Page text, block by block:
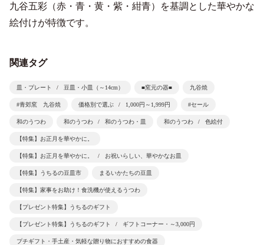
九谷五彩（赤・青・黄・紫・紺青）を基調とした華やかな
絵付けが特徴です。
関連タグ
皿・プレート 豆皿・小皿（～14cm） ■窯元の器■ 九谷焼
#青郊窯 九谷焼 価格別で選ぶ 1,000円～1,999円 #セール
和のうつわ 和のうつわ 和のうつわ・皿 和のうつわ 色絵付
【特集】お正月を華やかに。
【特集】お正月を華やかに。 お祝いらしい、華やかなお皿
【特集】うちるの豆皿市 まるいかたちの豆皿
【特集】家事をお助け！食洗機が使えるうつわ
【プレゼント特集】うちるのギフト
【プレゼント特集】うちるのギフト ギフトコーナー・～3,000円
プチギフト・手土産・気軽な贈り物におすすめの食器